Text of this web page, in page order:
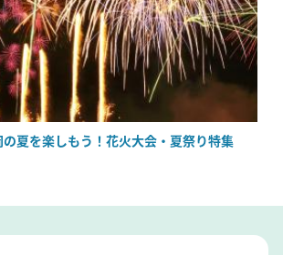
の夏を楽しもう！花火大会・夏祭り特集